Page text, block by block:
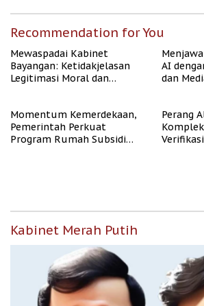
Recommendation for You
Mewaspadai Kabinet
Bayangan: Ketidakjelasan
Legitimasi Moral dan
AI
dan
Momentum Kemerdekaan,
Pemerintah Perkuat
Program Rumah Subsidi
Perang
Kabinet Merah Putih